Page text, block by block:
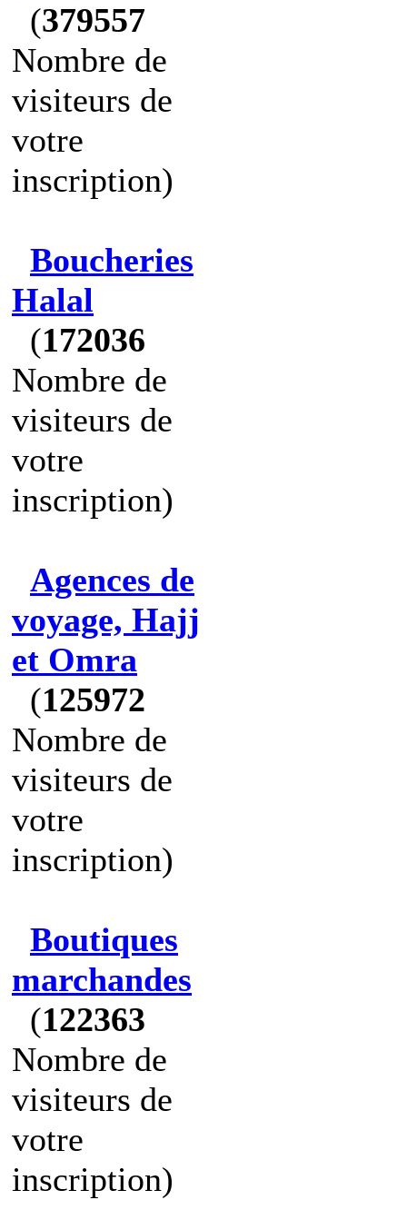
(379557
Nombre de
visiteurs de
votre
inscription)
Boucheries
Halal
(172036
Nombre de
visiteurs de
votre
inscription)
Agences de
voyage, Hajj
et Omra
(125972
Nombre de
visiteurs de
votre
inscription)
Boutiques
marchandes
(122363
Nombre de
visiteurs de
votre
inscription)